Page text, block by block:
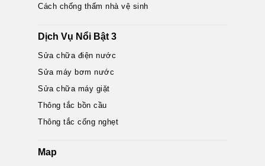
Cách chống thấm nhà vệ sinh
Dịch Vụ Nổi Bật 3
Sửa chữa điện nước
Sửa máy bơm nước
Sửa chữa máy giặt
Thông tắc bồn cầu
Thông tắc cống nghẹt
Map